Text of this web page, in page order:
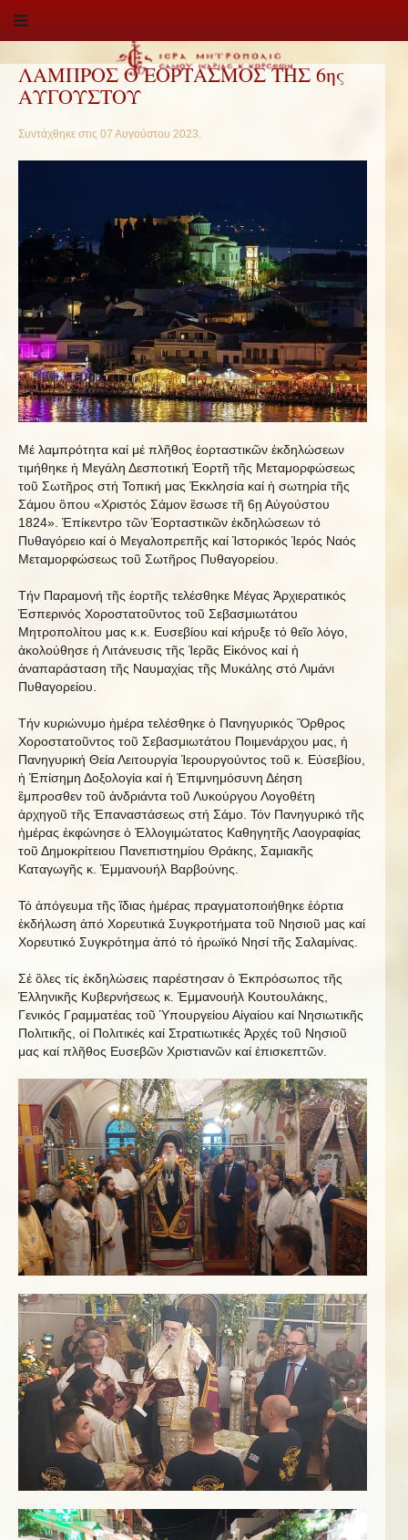
ΛΑΜΠΡΟΣ Ο ΕΟΡΤΑΣΜΟΣ ΤΗΣ 6ης
ΑΥΓΟΥΣΤΟΥ
Συντάχθηκε στις 07 Αυγούστου 2023.
Μέ λαμπρότητα καί μέ πλῆθος ἑορταστικῶν ἐκδηλώσεων
τιμήθηκε ἡ Μεγάλη Δεσποτική Ἑορτῆ τῆς Μεταμορφώσεως
τοῦ Σωτῆρος στή Τοπική μας Ἐκκλησία καί ἡ σωτηρία τῆς
Σάμου ὃπου «Χριστός Σάμον ἒσωσε τῆ 6ῃ Αὐγούστου
1824». Ἐπίκεντρο τῶν Ἑορταστικῶν ἐκδηλώσεων τό
Πυθαγόρειο καί ὁ Μεγαλοπρεπῆς καί Ἱστορικός Ἱερός Ναός
Μεταμορφώσεως τοῦ Σωτῆρος Πυθαγορείου.
Τήν Παραμονή τῆς ἑορτῆς τελέσθηκε Μέγας Ἀρχιερατικός
Ἑσπερινός Χοροστατοῦντος τοῦ Σεβασμιωτάτου
Μητροπολίτου μας κ.κ. Ευσεβίου καί κήρυξε τό θεῖο λόγο,
ἀκολούθησε ἡ Λιτάνευσις τῆς Ἱερᾶς Εἰκόνος καί ἡ
ἀναπαράσταση τῆς Ναυμαχίας τῆς Μυκάλης στό Λιμάνι
Πυθαγορείου.
Τήν κυριώνυμο ἡμέρα τελέσθηκε ὁ Πανηγυρικός Ὂρθρος
Χοροστατοῦντος τοῦ Σεβασμιωτάτου Ποιμενάρχου μας, ἡ
Πανηγυρική Θεία Λειτουργία Ἱερουργούντος τοῦ κ. Εὐσεβίου,
ἡ Ἐπίσημη Δοξολογία καί ἡ Ἐπιμνημόσυνη Δέηση
ἒμπροσθεν τοῦ ἀνδριάντα τοῦ Λυκούργου Λογοθέτη
ἀρχηγοῦ τῆς Ἐπαναστάσεως στή Σάμο. Τόν Πανηγυρικό τῆς
ἡμέρας ἐκφώνησε ὁ Ἐλλογιμώτατος Καθηγητῆς Λαογραφίας
τοῦ Δημοκρίτειου Πανεπιστημίου Θράκης, Σαμιακῆς
Καταγωγῆς κ. Ἐμμανουήλ Βαρβούνης.
Τό ἀπόγευμα τῆς ἲδιας ἡμέρας πραγματοποιήθηκε ἑόρτια
ἐκδήλωση ἀπό Χορευτικά Συγκροτήματα τοῦ Νησιοῦ μας καί
Χορευτικό Συγκρότημα ἀπό τό ἠρωϊκό Νησί τῆς Σαλαμίνας.
Σέ ὃλες τίς ἐκδηλώσεις παρέστησαν ὁ Ἐκπρόσωπος τῆς
Ἑλληνικῆς Κυβερνήσεως κ. Ἐμμανουήλ Κουτουλάκης,
Γενικός Γραμματέας τοῦ Ὑπουργείου Αἰγαίου καί Νησιωτικῆς
Πολιτικῆς, οἱ Πολιτικές καί Στρατιωτικές Ἀρχές τοῦ Νησιοῦ
μας καί πλῆθος Ευσεβῶν Χριστιανῶν καί ἐπισκεπτῶν.